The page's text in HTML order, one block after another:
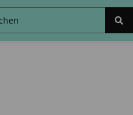
Zubehör&Sonstiges